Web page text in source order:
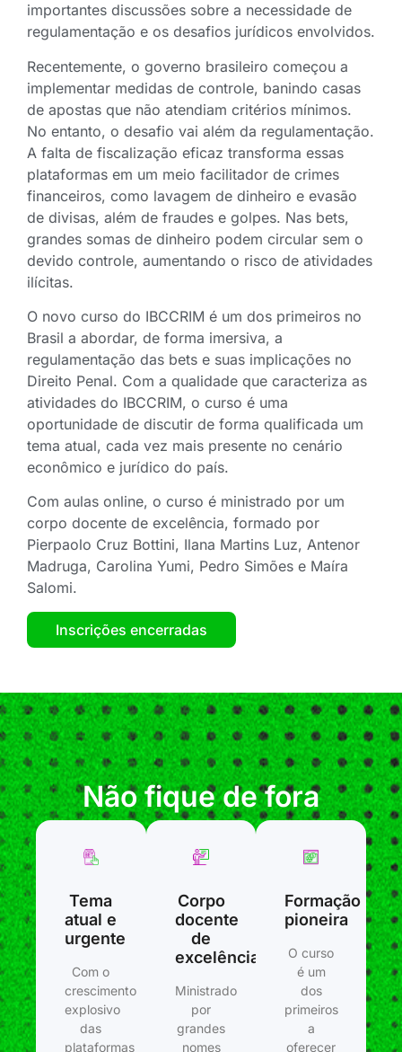
importantes discussões sobre a necessidade de
regulamentação e os desafios jurídicos envolvidos.
Recentemente, o governo brasileiro começou a
implementar medidas de controle, banindo casas
de apostas que não atendiam critérios mínimos.
No entanto, o desafio vai além da regulamentação.
A falta de fiscalização eficaz transforma essas
plataformas em um meio facilitador de crimes
financeiros, como lavagem de dinheiro e evasão
de divisas, além de fraudes e golpes. Nas bets,
grandes somas de dinheiro podem circular sem o
devido controle, aumentando o risco de atividades
ilícitas.
O novo curso do IBCCRIM é um dos primeiros no
Brasil a abordar, de forma imersiva, a
regulamentação das bets e suas implicações no
Direito Penal. Com a qualidade que caracteriza as
atividades do IBCCRIM, o curso é uma
oportunidade de discutir de forma qualificada um
tema atual, cada vez mais presente no cenário
econômico e jurídico do país.
Com aulas online, o curso é ministrado por um
corpo docente de excelência, formado por
Pierpaolo Cruz Bottini, Ilana Martins Luz, Antenor
Madruga, Carolina Yumi, Pedro Simões e Maíra
Salomi.
Inscrições encerradas
Não fique de fora
Tema
atual e
urgente
Com o
crescimento
explosivo
das
plataformas
Corpo
docente
de
excelência
Ministrado
por
grandes
nomes
Formação
pioneira
O curso
é um
dos
primeiros
a
oferecer